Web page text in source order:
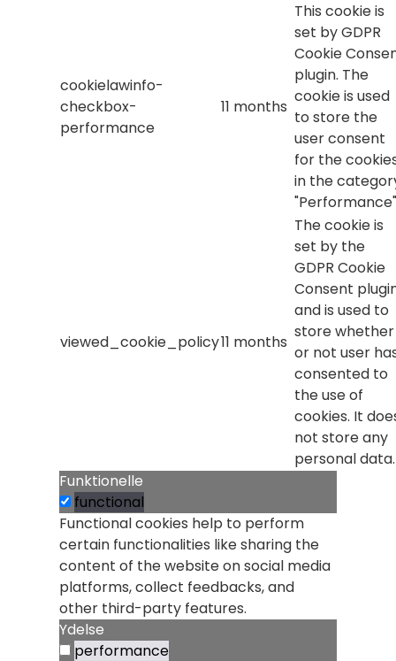
cookielawinfo-
checkbox-
performance
11 months
This cookie is
set by GDPR
Cookie
plugin. The
cookie is used
to store the
user consent
for the
in the
viewed_cookie_policy11 months
The cookie is
set by the
GDPR Cookie
Consent
and is used to
store whether
or not user
consented to
the use of
cookies. It
not store any
personal data.
Funktionelle
functional
Functional cookies help to perform
certain functionalities like sharing the
content of the website on social media
platforms, collect feedbacks, and
other third-party features.
Ydelse
performance